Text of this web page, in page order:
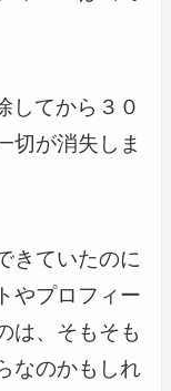
してから３０
切が消失しま
きていたのに
やプロフィー
は、そもそも
なのかもしれ